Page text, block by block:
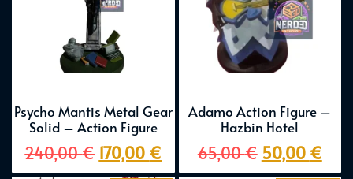
Psycho Mantis Metal Gear
Solid – Action Figure
240,00€ 170,00 €
Adamo Action Figure –
Hazbin Hotel
65,00€ 50,00 €